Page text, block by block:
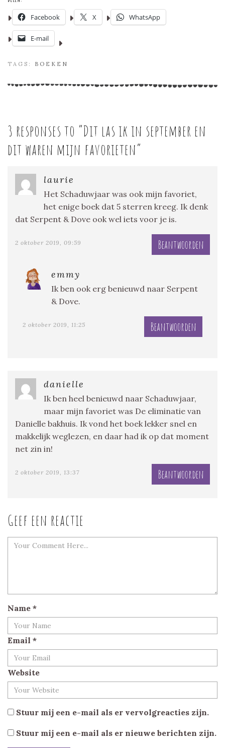
Facebook X WhatsApp
E-mail
TAGS: BOEKEN
3 responses to “Dit las ik in september en
dit waren mijn favorieten”
laurie
Het Schaduwjaar was ook mijn favoriet,
het enige boek dat 5 sterren kreeg. Ik denk
dat Serpent & Dove ook wel iets voor je is.
2 oktober 2019, 09:59 Beantwoorden
emmy
Ik ben ook erg benieuwd naar Serpent
& Dove.
2 oktober 2019, 11:25 Beantwoorden
danielle
Ik ben heel benieuwd naar Schaduwjaar,
maar mijn favoriet was De eliminatie van
Danielle bakhuis. Ik vond het boek lekker snel en
makkelijk weglezen, en daar had ik op dat moment
net zin in!
2 oktober 2019, 13:37 Beantwoorden
Geef een reactie
Name *
Email *
Website
Stuur mij een e-mail als er vervolgreacties zijn.
Stuur mij een e-mail als er nieuwe berichten zijn.